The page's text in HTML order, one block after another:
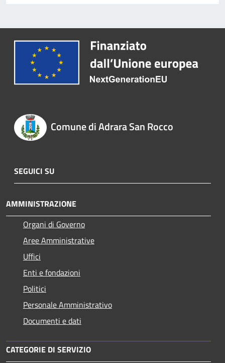
Comune di Adrara San Rocco
SEGUICI SU
AMMINISTRAZIONE
Organi di Governo
Aree Amministrative
Uffici
Enti e fondazioni
Politici
Personale Amministrativo
Documenti e dati
CATEGORIE DI SERVIZIO